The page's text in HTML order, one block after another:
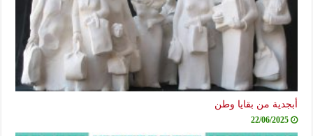
أبجدية من بقايا وطن
22/06/2025